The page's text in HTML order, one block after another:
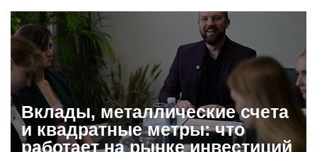
Вклады, металлические счета
и квадратные метры: что
работает на рынке инвестиций